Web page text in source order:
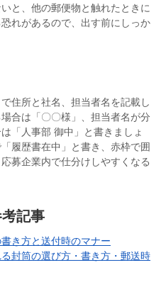
と、他の郵便物と触れたときに
れがあるので、出す前にしっか
住所と社名、担当者名を記載し
合は「〇〇様」、担当者名が分
「人事部 御中」と書きましょ
履歴書在中」と書き、赤枠で囲
募企業内で仕分けしやすくなる
記事
き方と送付時のマナー
封筒の選び方・書き方・郵送時